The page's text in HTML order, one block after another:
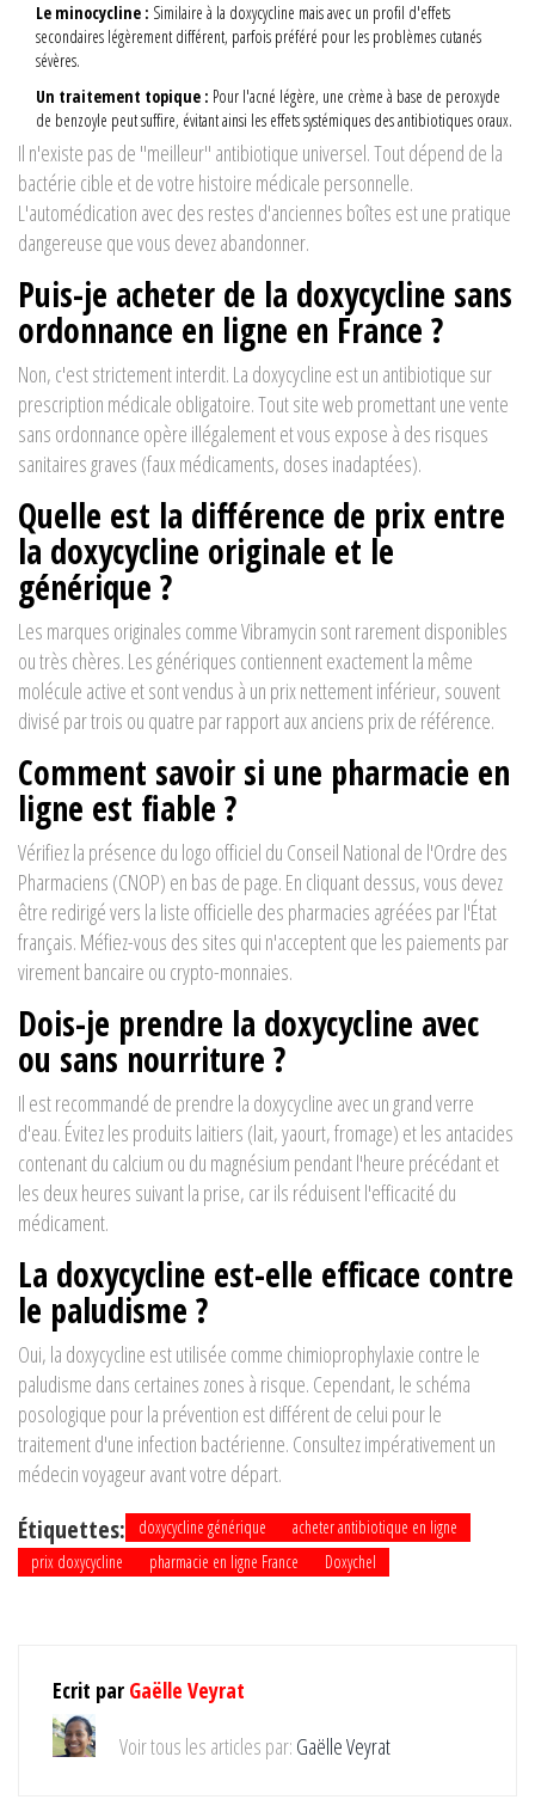
Le minocycline : Similaire à la doxycycline mais avec un profil d'effets
secondaires légèrement différent, parfois préféré pour les problèmes cutanés
sévères.
Un traitement topique : Pour l'acné légère, une crème à base de peroxyde
de benzoyle peut suffire, évitant ainsi les effets systémiques des antibiotiques oraux.
Il n'existe pas de "meilleur" antibiotique universel. Tout dépend de la
bactérie cible et de votre histoire médicale personnelle.
L'automédication avec des restes d'anciennes boîtes est une pratique
dangereuse que vous devez abandonner.
Puis-je acheter de la doxycycline sans
ordonnance en ligne en France ?
Non, c'est strictement interdit. La doxycycline est un antibiotique sur
prescription médicale obligatoire. Tout site web promettant une vente
sans ordonnance opère illégalement et vous expose à des risques
sanitaires graves (faux médicaments, doses inadaptées).
Quelle est la différence de prix entre
la doxycycline originale et le
générique ?
Les marques originales comme Vibramycin sont rarement disponibles
ou très chères. Les génériques contiennent exactement la même
molécule active et sont vendus à un prix nettement inférieur, souvent
divisé par trois ou quatre par rapport aux anciens prix de référence.
Comment savoir si une pharmacie en
ligne est fiable ?
Vérifiez la présence du logo officiel du Conseil National de l'Ordre des
Pharmaciens (CNOP) en bas de page. En cliquant dessus, vous devez
être redirigé vers la liste officielle des pharmacies agréées par l'État
français. Méfiez-vous des sites qui n'acceptent que les paiements par
virement bancaire ou crypto-monnaies.
Dois-je prendre la doxycycline avec
ou sans nourriture ?
Il est recommandé de prendre la doxycycline avec un grand verre
d'eau. Évitez les produits laitiers (lait, yaourt, fromage) et les antacides
contenant du calcium ou du magnésium pendant l'heure précédant et
les deux heures suivant la prise, car ils réduisent l'efficacité du
médicament.
La doxycycline est-elle efficace contre
le paludisme ?
Oui, la doxycycline est utilisée comme chimioprophylaxie contre le
paludisme dans certaines zones à risque. Cependant, le schéma
posologique pour la prévention est différent de celui pour le
traitement d'une infection bactérienne. Consultez impérativement un
médecin voyageur avant votre départ.
Étiquettes: doxycycline générique
acheter antibiotique en ligne
prix doxycycline
pharmacie en ligne France Doxychel
Ecrit par Gaëlle Veyrat
Voir tous les articles par: Gaëlle Veyrat